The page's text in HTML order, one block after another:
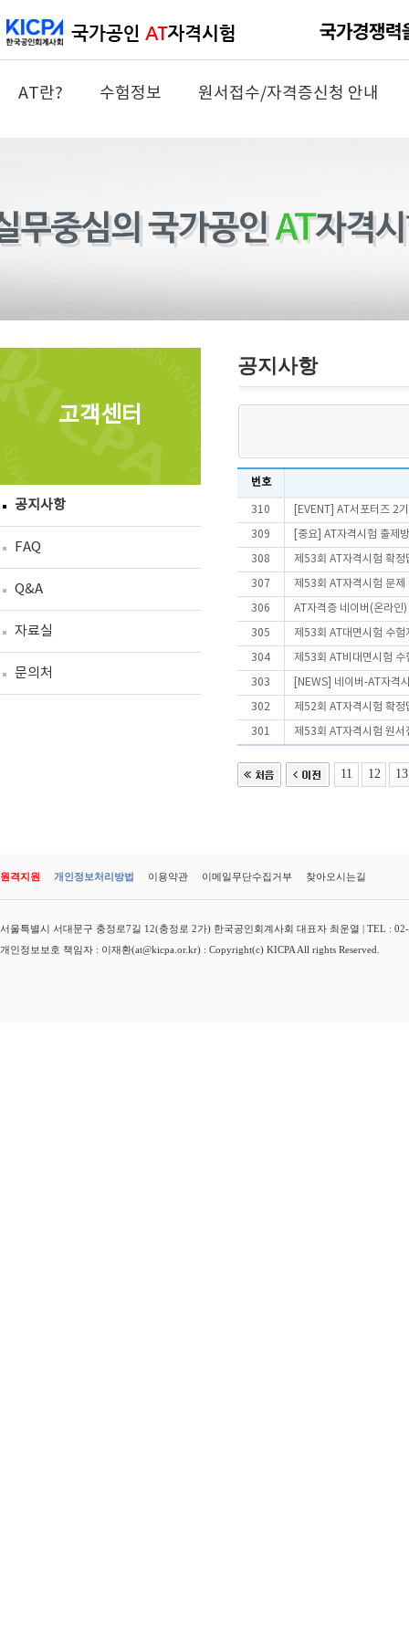
AT란? 수험정보 원서접수/자격증신청 안내
고객센터
공지사항
FAQ
Q&A
자료실
문의처
공지사항
번호
310 [EVENT] AT서포터즈 2
309 [중요] AT자격시험 출제
308 제53회 AT자격시험 확정
307 제53회 AT자격시험 문
306 AT자격증 네이버(온라인
305 제53회 AT대면시험 수험
304 제53회 AT비대면시험 수
303 [NEWS] 네이버-AT자격
302 제52회 AT자격시험 확정
301 제53회 AT자격시험 원
11 12 13
원격지원 개인정보처리방법 이용약관 이메일무단수집거부 찾아오시는길
서울특별시 서대문구 충정로7길 12(충정로 2가) 한국공인회계사회 대표자 최운열 | TEL :
개인정보보호 책임자 : 이재환(at@kicpa.or.kr) : Copyright(c) KICPA All rights Reserved.